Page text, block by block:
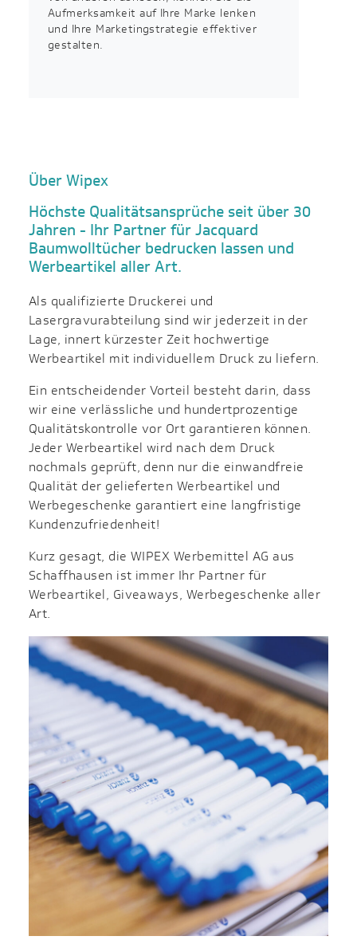
Aufmerksamkeit auf Ihre Marke lenken
und Ihre Marketingstrategie effektiver
gestalten.
Über Wipex
Höchste Qualitätsansprüche seit über 30
Jahren - Ihr Partner für Jacquard
Baumwolltücher bedrucken lassen und
Werbeartikel aller Art.
Als qualifizierte Druckerei und
Lasergravurabteilung sind wir jederzeit in der
Lage, innert kürzester Zeit hochwertige
Werbeartikel mit individuellem Druck zu liefern.
Ein entscheidender Vorteil besteht darin, dass
wir eine verlässliche und hundertprozentige
Qualitätskontrolle vor Ort garantieren können.
Jeder Werbeartikel wird nach dem Druck
nochmals geprüft, denn nur die einwandfreie
Qualität der gelieferten Werbeartikel und
Werbegeschenke garantiert eine langfristige
Kundenzufriedenheit!
Kurz gesagt, die WIPEX Werbemittel AG aus
Schaffhausen ist immer Ihr Partner für
Werbeartikel, Giveaways, Werbegeschenke aller
Art.